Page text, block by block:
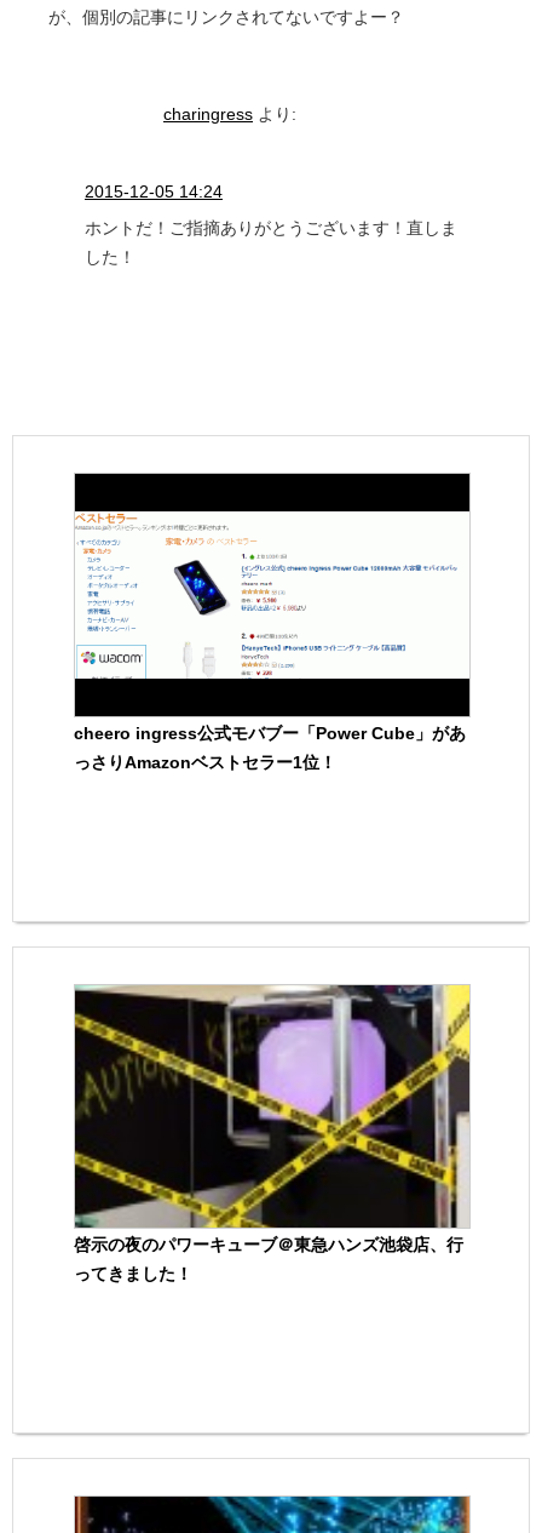
が、個別の記事にリンクされてないですよー？
charingress より:
2015-12-05 14:24
ホントだ！ご指摘ありがとうございます！直しま
した！
cheero ingress公式モバブー「Power Cube」があ
っさりAmazonベストセラー1位！
啓示の夜のパワーキューブ＠東急ハンズ池袋店、行
ってきました！